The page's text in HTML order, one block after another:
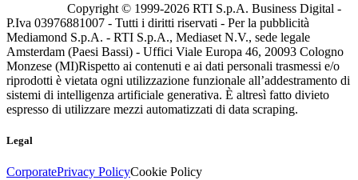
Copyright © 1999-2026 RTI S.p.A. Business Digital -
P.Iva 03976881007 - Tutti i diritti riservati - Per la pubblicità
Mediamond S.p.A. - RTI S.p.A., Mediaset N.V., sede legale
Amsterdam (Paesi Bassi) - Uffici Viale Europa 46, 20093 Cologno
Monzese (MI)Rispetto ai contenuti e ai dati personali trasmessi e/o
riprodotti è vietata ogni utilizzazione funzionale all’addestramento di
sistemi di intelligenza artificiale generativa. È altresì fatto divieto
espresso di utilizzare mezzi automatizzati di data scraping.
Legal
CorporatePrivacy PolicyCookie Policy